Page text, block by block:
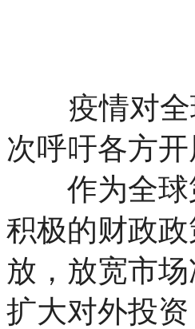
疫情对
次呼吁各方
作为全球第
积极的财政
放，放宽市
扩大对外投